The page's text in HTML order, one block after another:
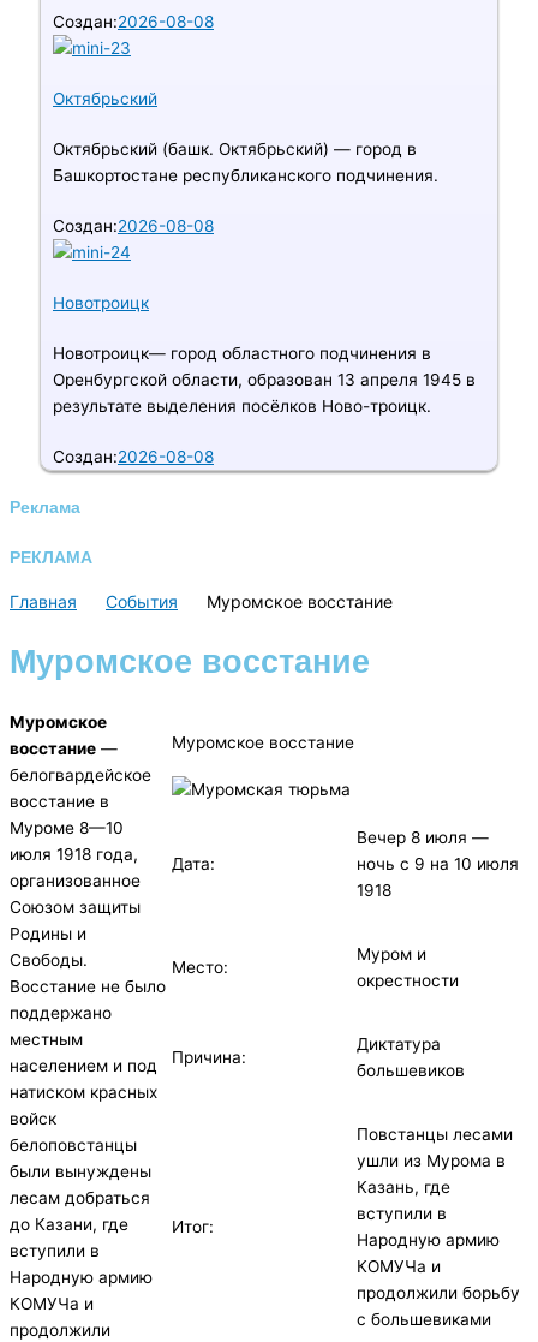
Создан:2026-08-08
Октябрьский
Октябрьский (башк. Октябрьский) — город в
Башкортостане республиканского подчинения.
Создан:2026-08-08
Новотроицк
Новотроицк— город областного подчинения в
Оренбургской области, образован 13 апреля 1945 в
результате выделения посёлков Ново-троицк.
Создан:2026-08-08
Реклама
РЕКЛАМА
Главная События Муромское восстание
Муромское восстание
Муромское восстание
Дата:
Вечер 8 июля —
ночь с 9 на 10 июля
1918
Место:
Муром и
окрестности
Причина:
Диктатура
большевиков
Итог:
Повстанцы лесами
ушли из Мурома в
Казань, где
вступили в
Народную армию
КОМУЧа и
продолжили борьбу
с большевиками
Муромское
восстание —
белогвардейское
восстание в
Муроме 8—10
июля 1918 года,
организованное
Союзом защиты
Родины и
Свободы.
Восстание не было
поддержано
местным
населением и под
натиском красных
войск
белоповстанцы
были вынуждены
лесам добраться
до Казани, где
вступили в
Народную армию
КОМУЧа и
продолжили